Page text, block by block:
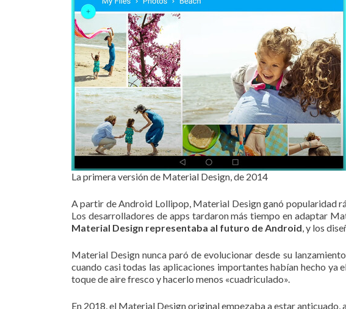
La primera versión de Material Design, de 2014
A partir de Android Lollipop, Material Design ganó popularidad
Los desarrolladores de apps tardaron más tiempo en adaptar
Material Design representaba al futuro de Android , y los
Material Design nunca paró de evolucionar desde su
cuando casi todas las aplicaciones importantes habían hecho ya
toque de aire fresco y hacerlo menos «cuadriculado».
En 2018, el Material Design original empezaba a estar